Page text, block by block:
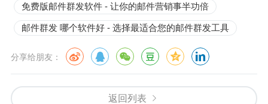
免费版邮件群发软件 - 让你的邮件营销事半功倍
邮件群发 哪个软件好 - 选择最适合您的邮件群发工具
分享给朋友：
返回列表